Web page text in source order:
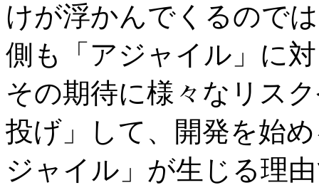
けが浮かんでくるので
側も「アジャイル」に
その期待に様々なリス
投げ」して、開発を始
ジャイル」が生じる理